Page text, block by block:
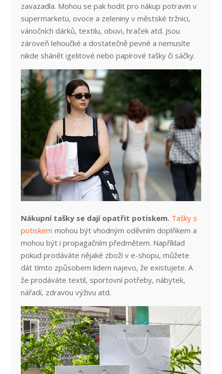
zavazadla. Mohou se pak hodit pro nákup potravin v
supermarketu, ovoce a zeleniny v městské tržnici,
vánočních dárků, textilu, obuvi, hraček atd. Jsou
zároveň lehoučké a dostatečně pevné a nemusíte
nikde shánět igelitové nebo papírové tašky či sáčky.
Nákupní tašky se dají opatřit potiskem. Tašky s
potiskem mohou být vhodným oděvním doplňkem a
mohou být i propagačním předmětem. Například
pokud prodáváte nějaké zboží v e-shopu, můžete
dát tímto způsobem lidem najevo, že existujete. A
že prodáváte textil, sportovní potřeby, nábytek,
nářadí, zdravou výživu atd.